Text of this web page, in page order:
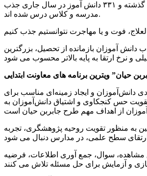
وی از شناسایی یک هزار و ۵۳۸ دانش‌آموز بازمانده از تحصیل در قالب طرح شهید “محمودوند” در این استان خبر داد و گفت: از این تعداد، ۲۲۹نفر در سال تحصیلی گذشته و ۳۳۱ دانش آموز در سال جاری جذب
مدرسه و کلاس درس شده اند.
آموزان بازمانده از تحصیل، بزرگترین
حیان” ویترین برنامه های معاونت ابتدایی
دانش‌آموزان و ایجاد زمینه‌ای مناسب برای
حس کنجکاوی و اشتیاق دانش‌آموزان به
افزود: این پروژه علمی همچنین به منظور تقویت روحیه پژوهشگری، تجربه
سوال، جمع آوری اطلاعات، فرضیه